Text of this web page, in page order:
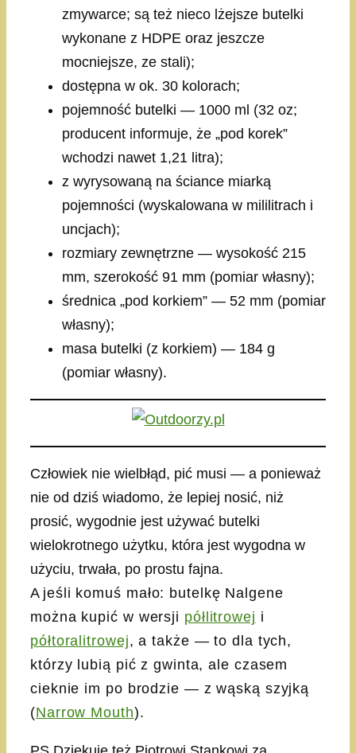
zmywarce; są też nieco lżejsze butelki
wykonane z HDPE oraz jeszcze
mocniejsze, ze stali);
dostępna w ok. 30 kolorach;
pojemność butelki — 1000 ml (32 oz;
producent informuje, że „pod korek”
wchodzi nawet 1,21 litra);
z wyrysowaną na ściance miarką
pojemności (wyskalowana w mililitrach i
uncjach);
rozmiary zewnętrzne — wysokość 215
mm, szerokość 91 mm (pomiar własny);
średnica „pod korkiem” — 52 mm (pomiar
własny);
masa butelki (z korkiem) — 184 g
(pomiar własny).
Człowiek nie wielbłąd, pić musi — a ponieważ
nie od dziś wiadomo, że lepiej nosić, niż
prosić, wygodnie jest używać butelki
wielokrotnego użytku, która jest wygodna w
użyciu, trwała, po prostu fajna.
A jeśli komuś mało: butelkę Nalgene
można kupić w wersji półlitrowej i
półtoralitrowej, a także — to dla tych,
którzy lubią pić z gwinta, ale czasem
cieknie im po brodzie — z wąską szyjką
(Narrow Mouth).